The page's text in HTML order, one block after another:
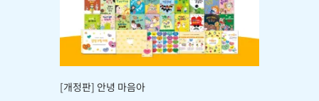
[개정판] 안녕 마음아